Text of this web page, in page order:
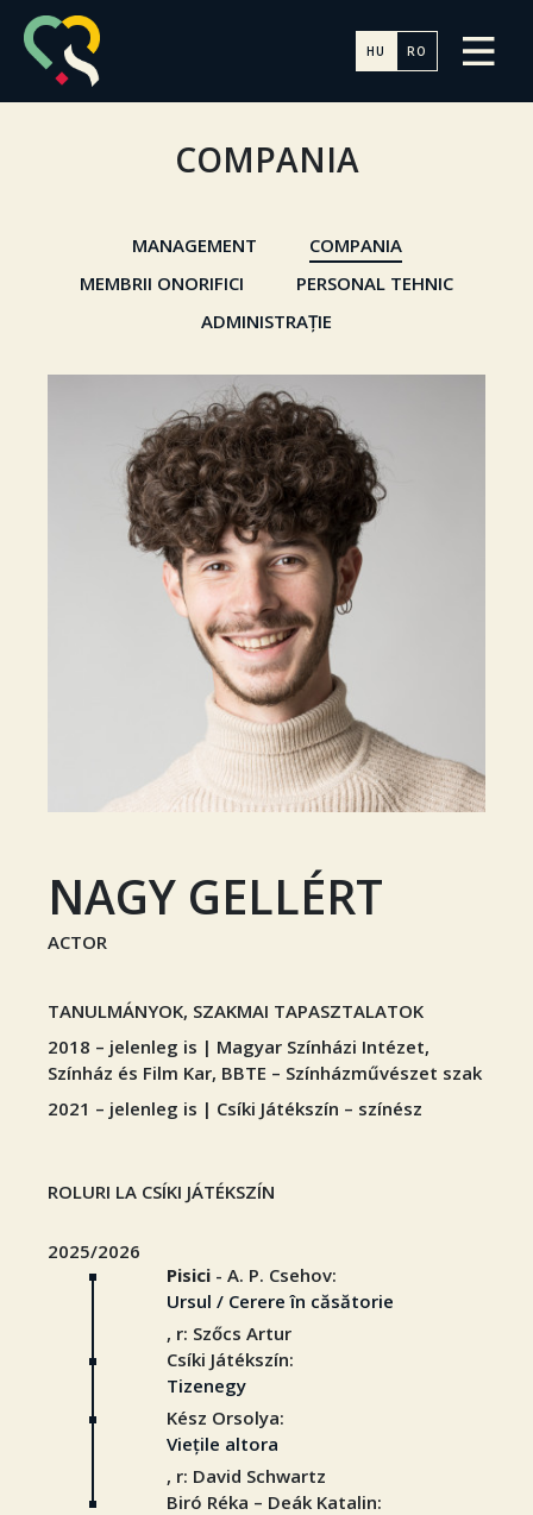
HU RO
COMPANIA
MANAGEMENT
COMPANIA
MEMBRII ONORIFICI
PERSONAL TEHNIC
ADMINISTRAȚIE
NAGY GELLÉRT
ACTOR
TANULMÁNYOK, SZAKMAI TAPASZTALATOK
2018 – jelenleg is | Magyar Színházi Intézet,
Színház és Film Kar, BBTE – Színházművészet szak
2021 – jelenleg is | Csíki Játékszín – színész
ROLURI LA CSÍKI JÁTÉKSZÍN
2025/2026
Pisici - A. P. Csehov:
Ursul / Cerere în căsătorie
, r: Szőcs Artur
Csíki Játékszín:
Tizenegy
Kész Orsolya:
Viețile altora
, r: David Schwartz
Biró Réka – Deák Katalin: